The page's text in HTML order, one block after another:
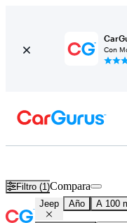
Con
Filtro (1)Compara
Jeep Año A 100